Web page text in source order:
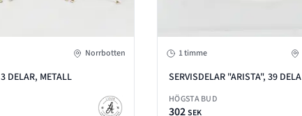
Norrbotten
DELAR, METALL
1 timme
SERVISDELAR "ARISTA", 39
RÖRSTRAND
HÖGSTA BUD
302SEK